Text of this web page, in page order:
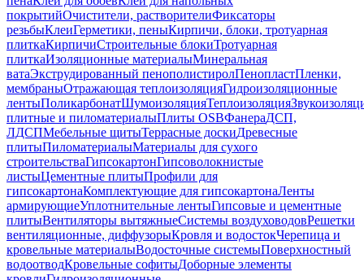
покрытийОчистители, растворителиФиксаторы
резьбыКлеиГерметики, пеныКирпичи, блоки, тротуарная
плиткаКирпичиСтроительные блокиТротуарная
плиткаИзоляционные материалыМинеральная
ватаЭкструдированный пенополистиролПенопластПленки,
мембраныОтражающая теплоизоляцияГидроизоляционные
лентыПоликарбонатШумоизоляцияТеплоизоляция
плитные и пиломатериалыПлиты OSBФанераДСП,
ЛДСПМебельные щитыТеррасные доскиДревесные
плитыПиломатериалыМатериалы для сухого
строительстваГипсокартонГипсоволокнистые
листыЦементные плитыПрофили для
гипсокартонаКомплектующие для гипсокартонаЛенты
армирующиеУплотнительные лентыГипсовые и цементные
плитыВентиляторы вытяжныеСистемы воздуховодовРешетки
вентиляционные, диффузорыКровля и водостокЧерепица и
кровельные материалыВодосточные системыПоверхностный
водоотводКровельные софитыДоборные элементы